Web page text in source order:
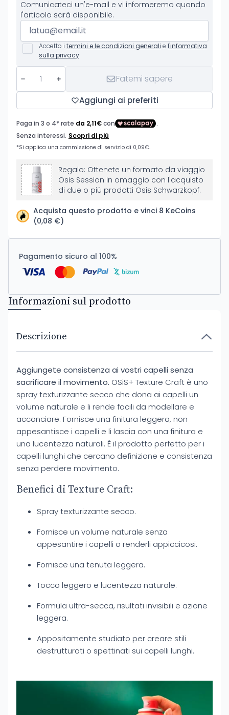
Comunicateci un'e-mail e vi informeremo quando
l'articolo sarà disponibile.
Accetto i termini e le condizioni generali e l'informativa
sulla privacy
Fatemi sapere
Aggiungi ai preferiti
Regalo: Ottenete un formato da viaggio
Osis Session in omaggio con l'acquisto
di due o più prodotti Osis Schwarzkopf.
Acquista questo prodotto e vinci 8 KeCoins
(0,08 €)
Pagamento sicuro al 100%
Informazioni sul prodotto
Descrizione
Aggiungete consistenza ai vostri capelli senza
sacrificare il movimento. OSiS+ Texture Craft è uno
spray texturizzante secco che dona ai capelli un
volume naturale e li rende facili da modellare e
acconciare. Fornisce una finitura leggera, non
appesantisce i capelli e li lascia con una finitura e
una lucentezza naturali. È il prodotto perfetto per i
capelli lunghi che cercano definizione e consistenza
senza perdere movimento.
Benefici di Texture Craft:
Spray texturizzante secco.
Fornisce un volume naturale senza
appesantire i capelli o renderli appiccicosi.
Fornisce una tenuta leggera.
Tocco leggero e lucentezza naturale.
Formula ultra-secca, risultati invisibili e azione
leggera.
Appositamente studiato per creare stili
destrutturati o spettinati sui capelli lunghi.